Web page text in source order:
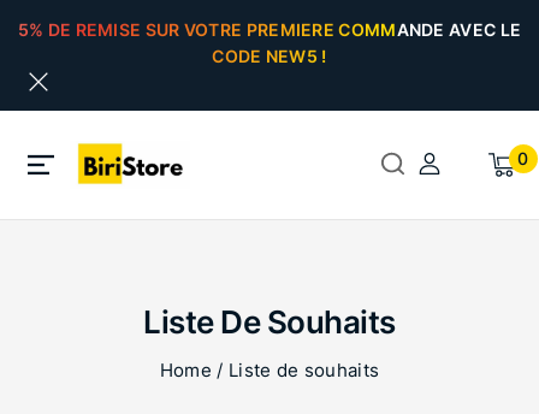
5% DE REMISE SUR VOTRE PREMIERE COMMANDE AVEC LE
CODE NEW5 !
0
Liste De Souhaits
Home / Liste de souhaits